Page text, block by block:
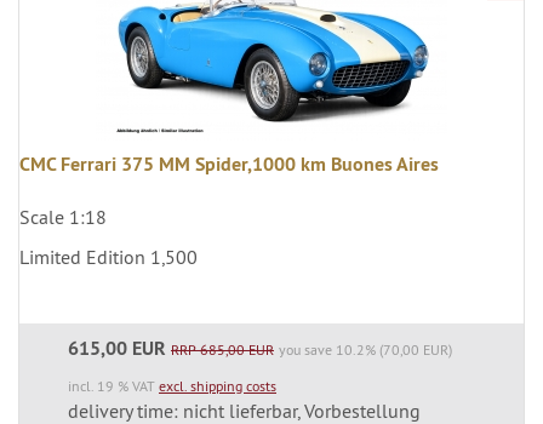
CMC Ferrari 375 MM Spider,1000 km Buones Aires
Scale 1:18
Limited Edition 1,500
615,00 EUR RRP 685,00 EUR you save 10.2% (70,00 EUR)
incl. 19 % VAT excl. shipping costs
delivery time: nicht lieferbar, Vorbestellung